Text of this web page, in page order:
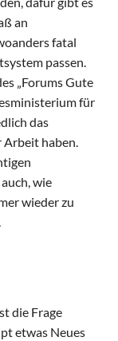
an
fatal
passen.
„Forums Gute
für
das
Arbeit haben.
wie
wieder zu
die Frage
etwas Neues